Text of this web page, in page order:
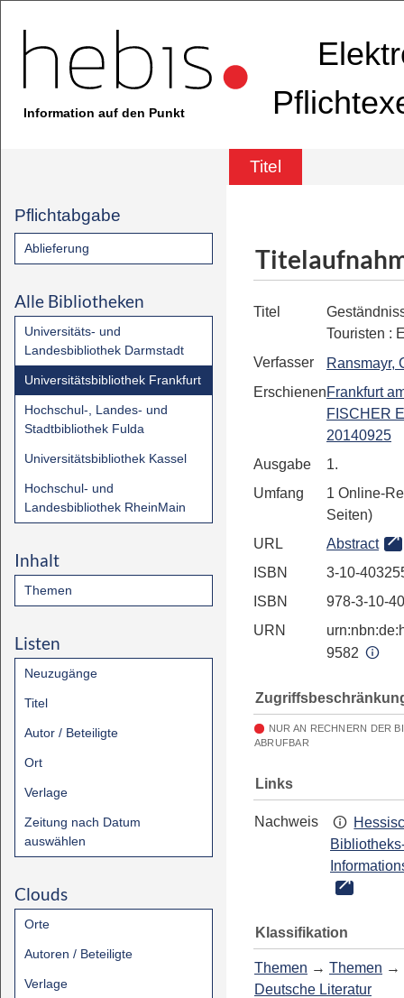
Information auf den Punkt
Titel
Pflichtabgabe
Ablieferung
Alle Bibliotheken
Universitäts- und
Landesbibliothek Darmstadt
Universitätsbibliothek Frankfurt
Hochschul-, Landes- und
Stadtbibliothek Fulda
Universitätsbibliothek Kassel
Hochschul- und
Landesbibliothek RheinMain
Inhalt
Themen
Listen
Neuzugänge
Titel
Autor / Beteiligte
Ort
Verlage
Zeitung nach Datum
auswählen
Clouds
Orte
Autoren / Beteiligte
Verlage
Titel
Touristen :
Verfasser
Ransmayr,
ErschienenFrankfurt
FISCHER
20140925
Ausgabe
1.
Umfang
1 Online-
Seiten)
URL
Abstract
ISBN
3-10-
ISBN
978-3-10-
URN
9582
NUR AN RECHNERN DER
ABRUFBAR
Links
Nachweis
Klassifikation
Themen → Themen →
Deutsche Literatur